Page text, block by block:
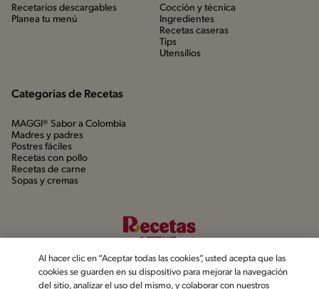
Recetarios descargables
Planea tu menú
Cocción y técnica
Ingredientes
Recetas caseras
Tips
Utensílios
Categorias de Recetas
MAGGI® Sabor a Colombia
Madres y padres
Postres fáciles
Recetas con pollo
Recetas de carne
Sopas y cremas
Al hacer clic en “Aceptar todas las cookies”, usted acepta que las
cookies se guarden en su dispositivo para mejorar la navegación
del sitio, analizar el uso del mismo, y colaborar con nuestros